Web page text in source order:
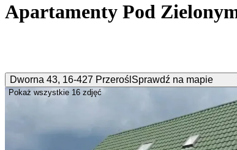
Apartamenty Pod
Dworna 43, 16-427 Przerośl Sprawdź na mapie
Pokaż wszystkie 16 zdjęć